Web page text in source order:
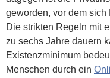
geworden, vor dem sich
Die strikten Regeln mit
zu sechs Jahre dauern
Existenzminimum
Menschen durch ein